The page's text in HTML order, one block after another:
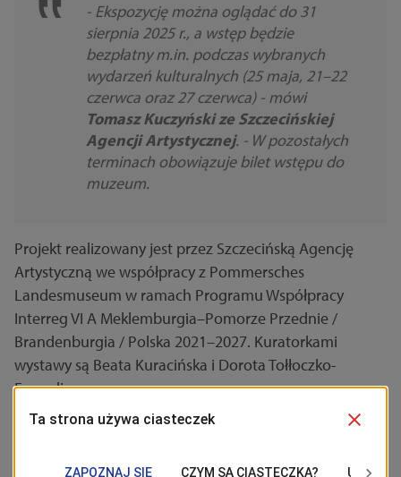
- Ekspozycję można oglądać do 31
sierpnia 2025 r., a wstęp będzie
bezpłatny m.in. podczas wybranych
wydarzeń kulturalnych (25 maja, 21–22
czerwca oraz 27 czerwca) - mówi
Tomasz Kuczyński ze Szczecińskiej
Agencji Artystycznej. - W pozostałych
terminach obowiązuje bilet wstępu do
muzeum.
Projekt realizowany jest przez Szczecińską Agencję
Artystyczną we współpracy z Pommersches
Landesmuseum w ramach Programu Współpracy
Interreg VI A Meklemburgia–Pomorze Przednie /
Brandenburgia / Polska 2021–2027. Kuratorkami
wystawy są Beata Kuracińska i Dorota Tołłoczko-
Femerling.
Więcej informacji:www.alejakultur.pl